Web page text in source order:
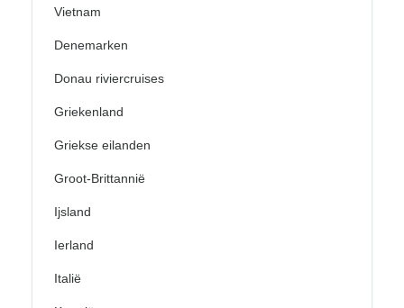
Vietnam
Denemarken
Donau riviercruises
Griekenland
Griekse eilanden
Groot-Brittannië
Ijsland
Ierland
Italië